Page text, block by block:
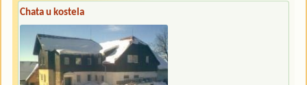
Chata u kostela